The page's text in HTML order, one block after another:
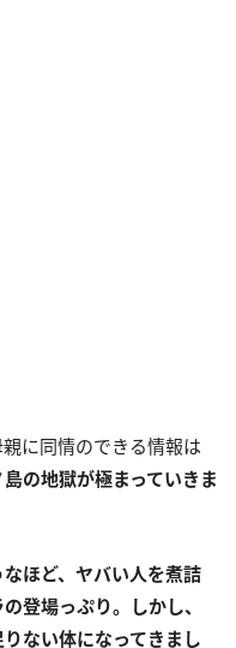
に同情のできる情報は
の地獄が極まっていきま
ほど、ヤバい人を煮詰
登場っぷり。しかし、
ない体になってきまし